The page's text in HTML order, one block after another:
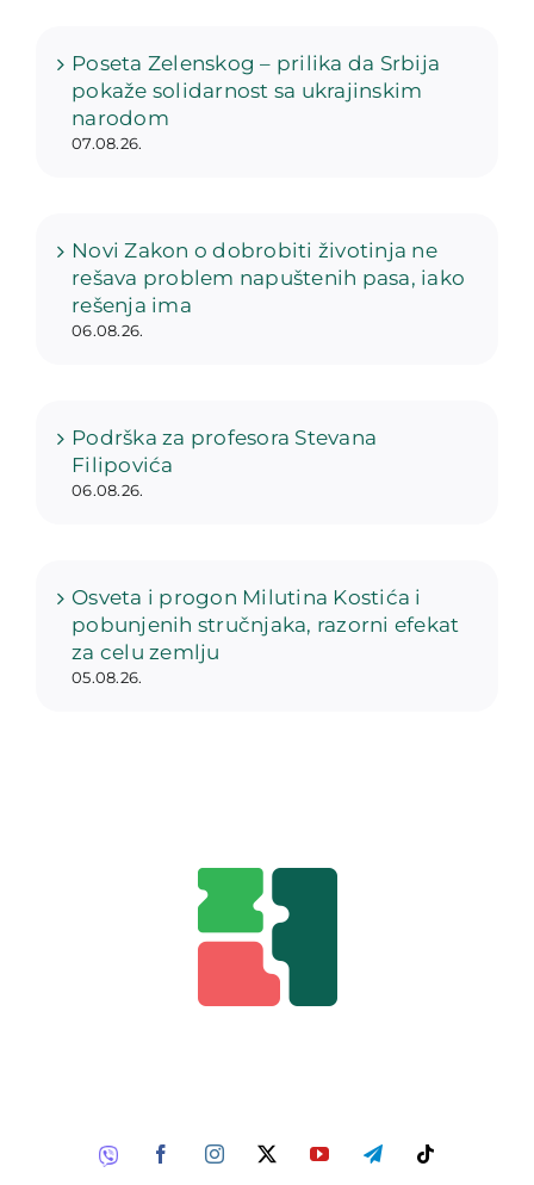
Poseta Zelenskog – prilika da Srbija
pokaže solidarnost sa ukrajinskim
narodom
07.08.26.
Novi Zakon o dobrobiti životinja ne
rešava problem napuštenih pasa, iako
rešenja ima
06.08.26.
Podrška za profesora Stevana
Filipovića
06.08.26.
Osveta i progon Milutina Kostića i
pobunjenih stručnjaka, razorni efekat
za celu zemlju
05.08.26.